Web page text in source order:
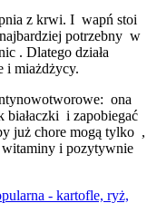
z krwi. I wapń stoi
potrzebny w
. Dlatego działa
i miażdżycy.
ona
białaczki i zapobiegać
już chore mogą tylko ,
witaminy i pozytywnie
- kartofle, ryż,